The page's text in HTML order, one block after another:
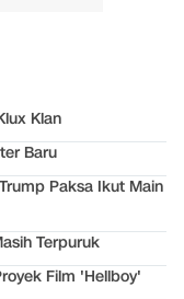
Klan
Baru
Paksa Ikut Main
Terpuruk
Film 'Hellboy'